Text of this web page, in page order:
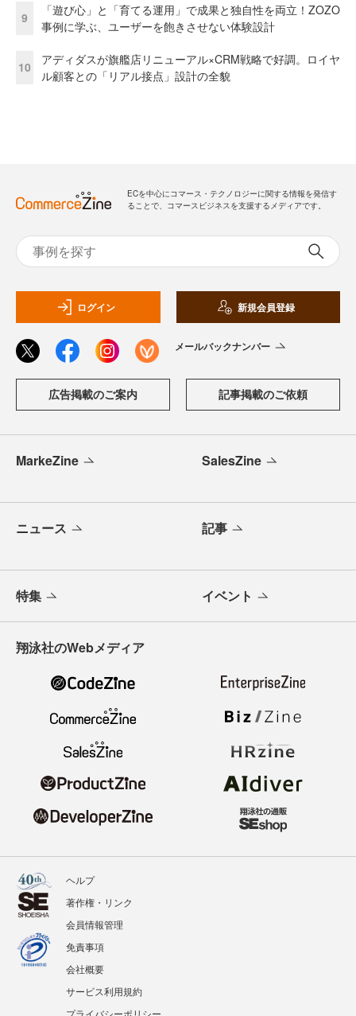
9
「遊び心」と「育てる運用」で成果と独自性を両立！ZOZO
事例に学ぶ、ユーザーを飽きさせない体験設計
10
アディダスが旗艦店リニューアル×CRM戦略で好調。ロイヤ
ル顧客との「リアル接点」設計の全貌
ECを中心にコマース・テクノロジーに関する情報を発信す
ることで、コマースビジネスを支援するメディアです。
ログイン 新規会員登録
メールバックナンバー
広告掲載のご案内 記事掲載のご依頼
MarkeZine SalesZine
ニュース 記事
特集 イベント
翔泳社のWebメディア
ヘルプ
著作権・リンク
会員情報管理
免責事項
会社概要
サービス利用規約
プライバシーポリシー